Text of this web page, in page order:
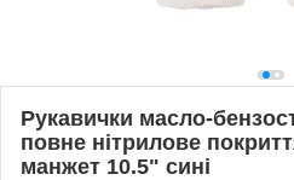
Рукавички масло-
повне нітрилове
манжет 10.5" сині